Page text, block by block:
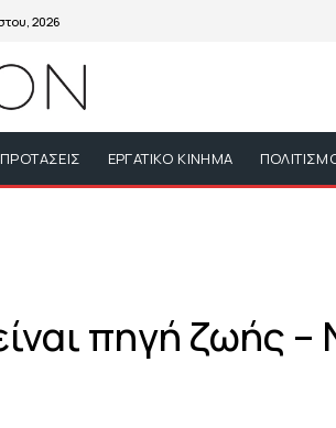
2026
ΠΡΟΤΑΣΕΙΣ ΕΡΓΑΤΙΚΟ ΚΙΝΗΜΑ
πηγή ζωής –